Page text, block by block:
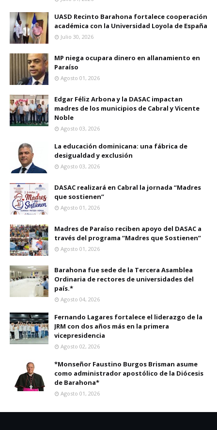
UASD Recinto Barahona fortalece cooperación
académica con la Universidad Loyola de España
Julio 30, 2026
MP niega ocupara dinero en allanamiento en
Paraíso
Agosto 01, 2026
Edgar Féliz Arbona y la DASAC impactan
madres de los municipios de Cabral y Vicente
Noble
Agosto 03, 2026
La educación dominicana: una fábrica de
desigualdad y exclusión
Agosto 03, 2026
DASAC realizará en Cabral la jornada “Madres
que sostienen”
Agosto 01, 2026
Madres de Paraíso reciben apoyo del DASAC a
través del programa “Madres que Sostienen”
Agosto 01, 2026
Barahona fue sede de la Tercera Asamblea
Ordinaria de rectores de universidades del
país.*
Agosto 04, 2026
Fernando Lagares fortalece el liderazgo de la
JRM con dos años más en la primera
vicepresidencia
Agosto 02, 2026
*Monseñor Faustino Burgos Brisman asume
como administrador apostólico de la Diócesis
de Barahona*
Agosto 01, 2026